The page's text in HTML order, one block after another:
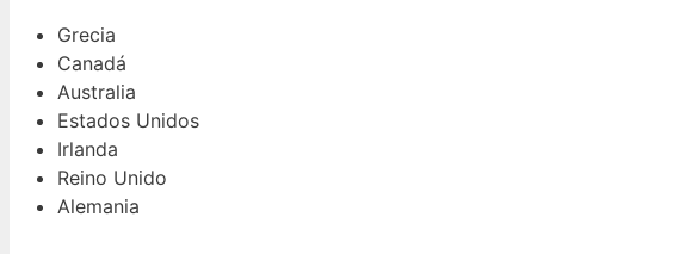
Grecia
Canadá
Australia
Estados Unidos
Irlanda
Reino Unido
Alemania